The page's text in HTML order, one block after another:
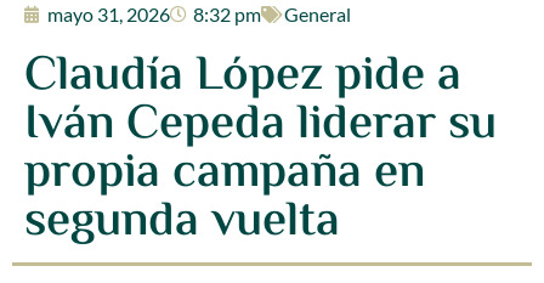
mayo 31, 2026 8:32 pm General
Claudía López pide a
Iván Cepeda liderar su
propia campaña en
segunda vuelta